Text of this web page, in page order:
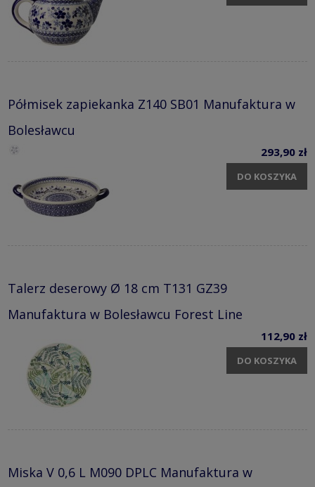
Półmisek zapiekanka Z140 SB01 Manufaktura w
Bolesławcu
293,90 zł
DO KOSZYKA
Talerz deserowy Ø 18 cm T131 GZ39
Manufaktura w Bolesławcu Forest Line
112,90 zł
DO KOSZYKA
Miska V 0,6 L M090 DPLC Manufaktura w